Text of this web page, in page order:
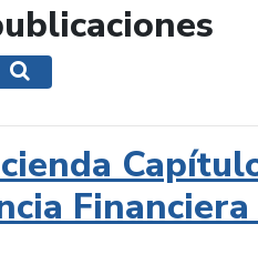
Mostrar opciones de búsqueda